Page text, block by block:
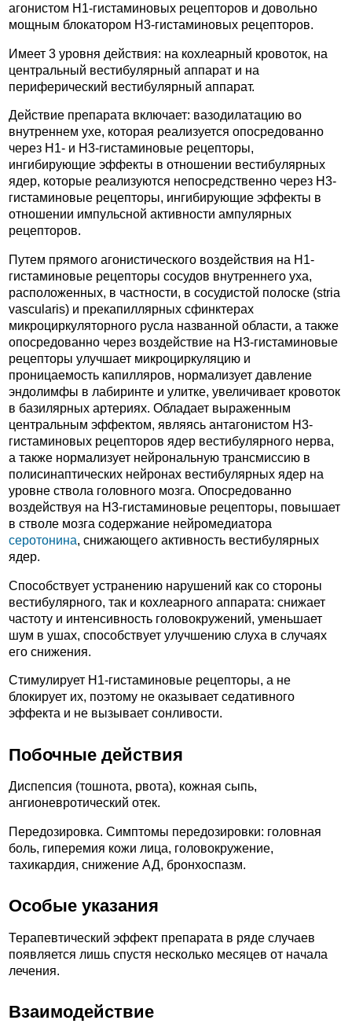
агонистом H1-гистаминовых рецепторов и довольно
мощным блокатором H3-гистаминовых рецепторов.
Имеет 3 уровня действия: на кохлеарный кровоток, на
центральный вестибулярный аппарат и на
периферический вестибулярный аппарат.
Действие препарата включает: вазодилатацию во
внутреннем ухе, которая реализуется опосредованно
через H1- и H3-гистаминовые рецепторы,
ингибирующие эффекты в отношении вестибулярных
ядер, которые реализуются непосредственно через H3-
гистаминовые рецепторы, ингибирующие эффекты в
отношении импульсной активности ампулярных
рецепторов.
Путем прямого агонистического воздействия на H1-
гистаминовые рецепторы сосудов внутреннего уха,
расположенных, в частности, в сосудистой полоске (stria
vascularis) и прекапиллярных сфинктерах
микроциркуляторного русла названной области, а также
опосредованно через воздействие на H3-гистаминовые
рецепторы улучшает микроциркуляцию и
проницаемость капилляров, нормализует давление
эндолимфы в лабиринте и улитке, увеличивает кровоток
в базилярных артериях. Обладает выраженным
центральным эффектом, являясь антагонистом H3-
гистаминовых рецепторов ядер вестибулярного нерва,
а также нормализует нейрональную трансмиссию в
полисинаптических нейронах вестибулярных ядер на
уровне ствола головного мозга. Опосредованно
воздействуя на H3-гистаминовые рецепторы, повышает
в стволе мозга содержание нейромедиатора
серотонина, снижающего активность вестибулярных
ядер.
Способствует устранению нарушений как со стороны
вестибулярного, так и кохлеарного аппарата: снижает
частоту и интенсивность головокружений, уменьшает
шум в ушах, способствует улучшению слуха в случаях
его снижения.
Стимулирует H1-гистаминовые рецепторы, а не
блокирует их, поэтому не оказывает седативного
эффекта и не вызывает сонливости.
Побочные действия
Диспепсия (тошнота, рвота), кожная сыпь,
ангионевротический отек.
Передозировка. Симптомы передозировки: головная
боль, гиперемия кожи лица, головокружение,
тахикардия, снижение АД, бронхоспазм.
Особые указания
Терапевтический эффект препарата в ряде случаев
появляется лишь спустя несколько месяцев от начала
лечения.
Взаимодействие